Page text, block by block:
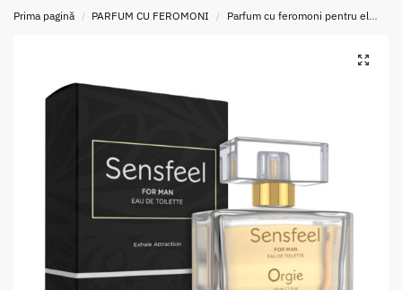
Prima pagină / PARFUM CU FEROMONI / Parfum cu feromoni pentru el